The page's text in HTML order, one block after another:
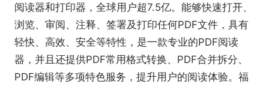
阅读器和打印器，全球用户超7.5亿。能够快速打开、
浏览、审阅、注释、签署及打印任何PDF文件，具有
轻快、高效、安全等特性，是一款专业的PDF阅读
器，并且还提供PDF常用格式转换、PDF合并拆分、
PDF编辑等多项特色服务，提升用户的阅读体验。福